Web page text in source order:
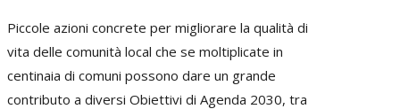
Piccole azioni concrete per migliorare la qualità di
vita delle comunità local che se moltiplicate in
centinaia di comuni possono dare un grande
contributo a diversi Obiettivi di Agenda 2030, tra